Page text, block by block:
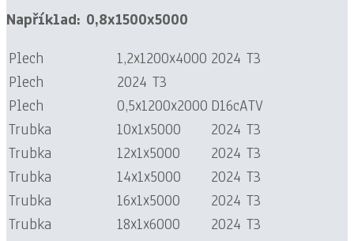
Například: 0,8x1500x5000
Plech
1,2x1200x4000 2024 T3
Plech
2024 T3
Plech
0,5x1200x2000 D16cATV
Trubka
10x1x5000
2024 T3
Trubka
12x1x5000
2024 T3
Trubka
14x1x5000
2024 T3
Trubka
16x1x5000
2024 T3
Trubka
18x1x6000
2024 T3